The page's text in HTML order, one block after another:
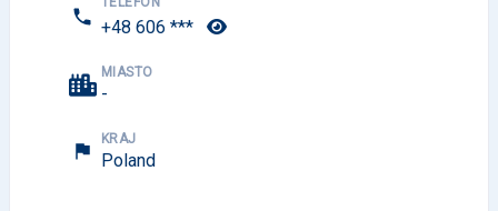
+48 606 ***
MIASTO
-
KRAJ
Poland